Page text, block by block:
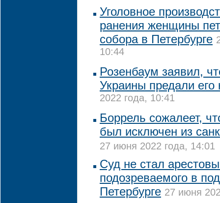
Уголовное
ранения женщины
собора в Петербурге
10:44
Розенбаум заявил,
Украины предали его
2022 года, 10:41
Боррель сожалеет,
был исключен из
27 июня 2022 года, 14:01
Суд не стал
подозреваемого в
Петербурге 27 июня